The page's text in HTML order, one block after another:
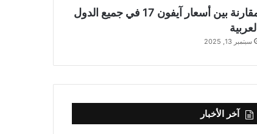
مقارنة بين أسعار آيفون 17 في جميع الدول
العربية
سبتمبر 13, 2025
آخر الأخبار